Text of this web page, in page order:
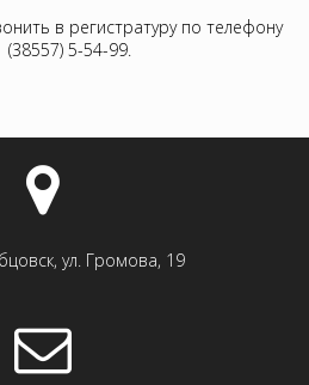
в регистратуру по телефону
(38557) 5-54-99.
ул. Громова, 19